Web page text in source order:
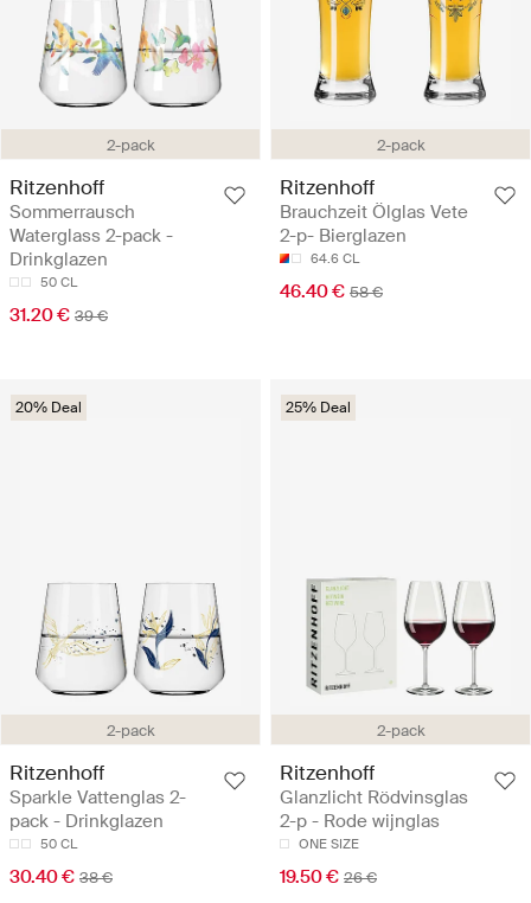
2-pack
Ritzenhoff
Sommerrausch
Waterglass 2-pack -
Drinkglazen
50 CL
31.20 € 39 €
2-pack
Ritzenhoff
Brauchzeit Ölglas Vete
2-p- Bierglazen
64.6 CL
46.40 € 58 €
2-pack
20% Deal
Ritzenhoff
Sparkle Vattenglas 2-
pack - Drinkglazen
50 CL
30.40 € 38 €
2-pack
25% Deal
Ritzenhoff
Glanzlicht Rödvinsglas
2-p - Rode wijnglas
ONE SIZE
19.50 € 26 €